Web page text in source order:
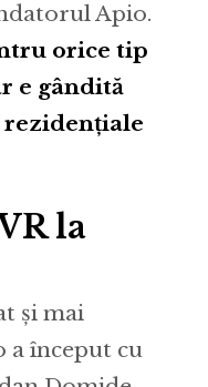
Apio.
orice tip
e gândită
rezidențiale
la
și mai
a început cu